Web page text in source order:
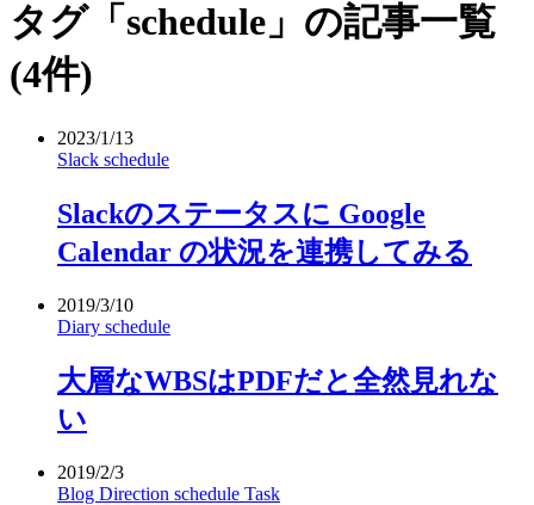
タグ「schedule」の記事一覧
(4件)
2023/1/13
Slack schedule
Slackのステータスに Google
Calendar の状況を連携してみる
2019/3/10
Diary schedule
大層なWBSはPDFだと全然見れな
い
2019/2/3
Blog Direction schedule Task